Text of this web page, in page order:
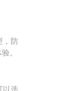
，防
。